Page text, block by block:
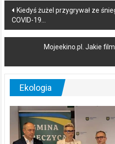
Post
navigation
Kiedyś żużel przygrywał ze
COVID-19…
Mojeekino.pl. Jakie
Ekologia